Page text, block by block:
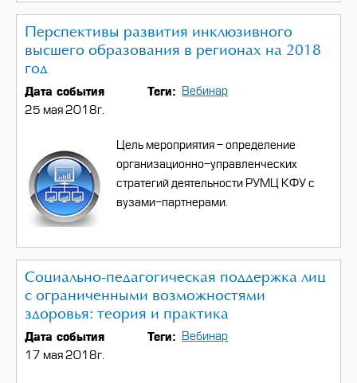
Перспективы развития инклюзивного
высшего образования в регионах на 2018
год
Дата события
25 мая 2018г.
Теги Вебинар
Цель мероприятия - определение
организационно-управленческих
стратегий деятельности РУМЦ КФУ с
вузами-партнерами.
Социально-педагогическая поддержка лиц
с ограниченными возможностями
здоровья: теория и практика
Дата события
17 мая 2018г.
Теги Вебинар